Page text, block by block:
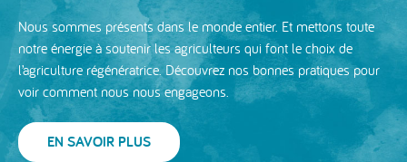
Nous sommes présents dans le monde entier. Et mettons toute
notre énergie à soutenir les agriculteurs qui font le choix de
l’agriculture régénératrice. Découvrez nos bonnes pratiques pour
voir comment nous nous engageons.
EN SAVOIR PLUS